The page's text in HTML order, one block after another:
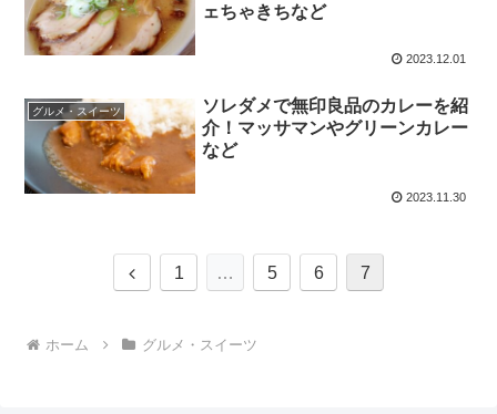
ェちゃきちなど
2023.12.01
グルメ・スイーツ
ソレダメで無印良品のカレーを紹
介！マッサマンやグリーンカレー
など
2023.11.30
前
1 … 5 6 7
ホーム グルメ・スイーツ